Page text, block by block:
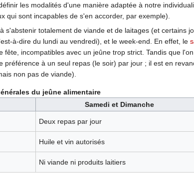
les modalités d'une manière adaptée à notre
qui sont incapables de s'en accorder, par exemple).
s'abstenir totalement de viande et de laitages (et certains
à-dire du lundi au vendredi), et le week-end. En effet, le
fête, incompatibles avec un jeûne trop strict. Tandis que
préférence à un seul repas (le soir) par jour ; il est en
non pas de viande).
du jeûne alimentaire
Samedi et Dimanche
Deux repas par jour
Huile et vin autorisés
Ni viande ni produits laitiers